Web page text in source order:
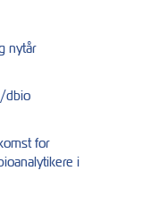
nytår
dbio
for
i